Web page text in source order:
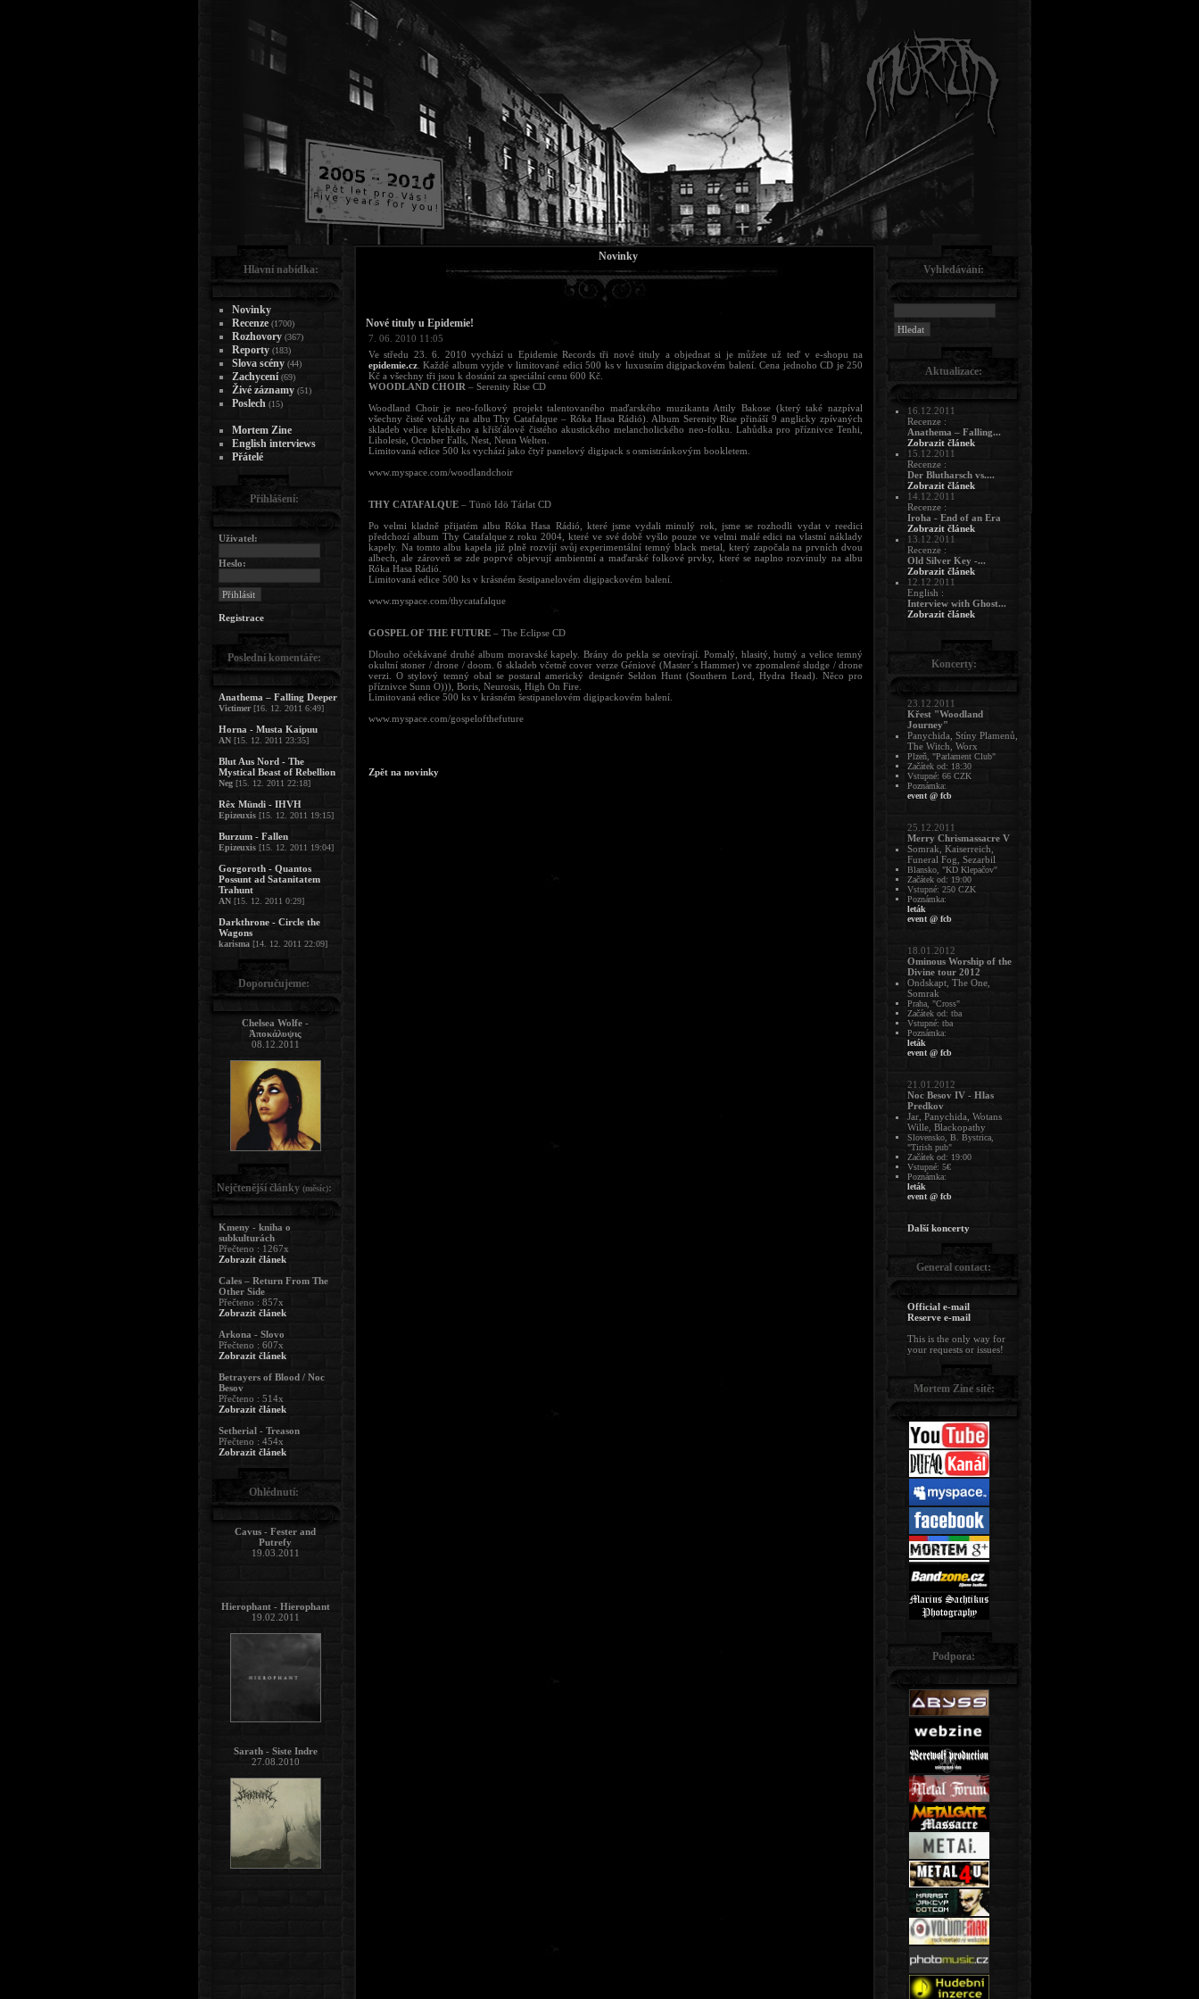
Novinky
Nové tituly u Epidemie!
7. 06. 2010 11:05
Ve středu 23. 6. 2010 vychází u Epidemie Records tři nové tituly a objednat si je můžete už teď v e-shopu na
epidemie.cz . Každé album vyjde v limitované edici 500 ks v luxusním digipackovém balení. Cena jednoho CD je 250
Kč a všechny tři jsou k dostání za speciální cenu 600 Kč.
WOODLAND CHOIR – Serenity Rise CD
Woodland Choir je neo-folkový projekt talentovaného maďarského muzikanta Attily Bakose (který také nazpíval
všechny čisté vokály na albu Thy Catafalque – Róka Hasa Rádió). Album Serenity Rise přináší 9 anglicky zpívaných
skladeb velice křehkého a křišťálově čistého akustického melancholického neo-folku. Lahůdka pro příznivce Tenhi,
Liholesie, October Falls, Nest, Neun Welten.
Limitovaná edice 500 ks vychází jako čtyř panelový digipack s osmistránkovým bookletem.
www.myspace.com/woodlandchoir
THY CATAFALQUE – Tünö Idö Tárlat CD
Po velmi kladně přijatém albu Róka Hasa Rádió, které jsme vydali minulý rok, jsme se rozhodli vydat v reedici
předchozí album Thy Catafalque z roku 2004, které ve své době vyšlo pouze ve velmi malé edici na vlastní náklady
kapely. Na tomto albu kapela již plně rozvíjí svůj experimentální temný black metal, který započala na prvních dvou
albech, ale zároveň se zde poprvé objevují ambientní a maďarské folkové prvky, které se naplno rozvinuly na albu
Róka Hasa Rádió.
Limitovaná edice 500 ks v krásném šestipanelovém digipackovém balení.
www.myspace.com/thycatafalque
GOSPEL OF THE FUTURE – The Eclipse CD
Dlouho očekávané druhé album moravské kapely. Brány do pekla se otevírají. Pomalý, hlasitý, hutný a velice temný
okultní stoner / drone / doom. 6 skladeb včetně cover verze Géniové (Master´s Hammer) ve zpomalené sludge / drone
verzi. O stylový temný obal se postaral americký designér Seldon Hunt (Southern Lord, Hydra Head). Něco pro
příznivce Sunn O))), Boris, Neurosis, High On Fire.
Limitovaná edice 500 ks v krásném šestipanelovém digipackovém balení.
www.myspace.com/gospelofthefuture
Zpět na novinky
Hlavní nabídka:
Novinky
Recenze (1700)
Rozhovory (367)
Reporty (183)
Slova scény (44)
Zachycení (69)
Živé záznamy (51)
Poslech (15)
Mortem Zine
English interviews
Přátelé
Přihlášení:
Uživatel:
Heslo:
Registrace
Poslední komentáře:
Anathema – Falling Deeper
Victimer[16. 12. 2011 6:49]
Horna - Musta Kaipuu
AN [15. 12. 2011 23:35]
Blut Aus Nord - The
Mystical Beast of Rebellion
Neg [15. 12. 2011 22:18]
Rêx Mündi - IHVH
Epizeuxis [15. 12. 2011 19:15]
Burzum - Fallen
Epizeuxis [15. 12. 2011 19:04]
Gorgoroth - Quantos
Possunt ad Satanitatem
Trahunt
AN [15. 12. 2011 0:29]
Darkthrone - Circle the
Wagons
karisma [14. 12. 2011 22:09]
Doporučujeme:
Chelsea Wolfe -
Ἀποκάλυψις
08.12.2011
Nejčtenější články (měsíc):
Kmeny - kniha o
subkulturách
Přečteno : 1267x
Zobrazit článek
Cales – Return From The
Other Side
Přečteno : 857x
Zobrazit článek
Arkona - Slovo
Přečteno : 607x
Zobrazit článek
Betrayers of Blood / Noc
Besov
Přečteno : 514x
Zobrazit článek
Setherial - Treason
Přečteno : 454x
Zobrazit článek
Ohlédnutí:
Cavus - Fester and
Putrefy
19.03.2011
Hierophant - Hierophant
19.02.2011
Sarath - Siste Indre
27.08.2010
Vyhledávání:
Aktualizace:
16.12.2011
Recenze :
Anathema – Falling...
Zobrazit článek
15.12.2011
Recenze :
Der Blutharsch vs....
Zobrazit článek
14.12.2011
Recenze :
Iroha - End of an Era
Zobrazit článek
13.12.2011
Recenze :
Old Silver Key -...
Zobrazit článek
12.12.2011
English :
Interview with Ghost...
Zobrazit článek
Koncerty:
23.12.2011
Křest "Woodland
Journey"
Panychida, Stíny Plamenů,
The Witch, Worx
Plzeň, "Parlament Club"
Začátek od: 18:30
Vstupné: 66 CZK
Poznámka:
event @ fcb
25.12.2011
Merry Chrismassacre V
Somrak, Kaiserreich,
Funeral Fog, Sezarbil
Blansko, "KD Klepačov"
Začátek od: 19:00
Vstupné: 250 CZK
Poznámka:
leták
event @ fcb
18.01.2012
Ominous Worship of the
Divine tour 2012
Ondskapt, The One,
Somrak
Praha, "Cross"
Začátek od: tba
Vstupné: tba
Poznámka:
leták
event @ fcb
21.01.2012
Noc Besov IV - Hlas
Predkov
Jar, Panychida, Wotans
Wille, Blackopathy
Slovensko, B. Bystrica,
"Tirish pub"
Začátek od: 19:00
Vstupné: 5€
Poznámka:
leták
event @ fcb
Další koncerty
General contact:
Official e-mail
Reserve e-mail
This is the only way for
your requests or issues!
Mortem Zine sítě:
Podpora: